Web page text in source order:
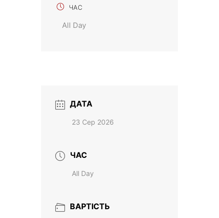
ЧАС
All Day
ДАТА
23 Сер 2026
ЧАС
All Day
ВАРТІСТЬ